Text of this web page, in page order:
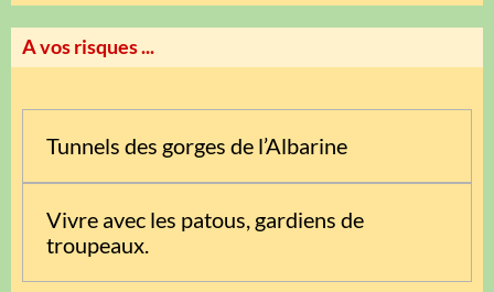
A vos risques ...
Tunnels des gorges de l’Albarine
Vivre avec les patous, gardiens de
troupeaux.